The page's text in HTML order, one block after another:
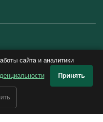
ИНН 3801158281. Все права
сайта и аналитики
Принять